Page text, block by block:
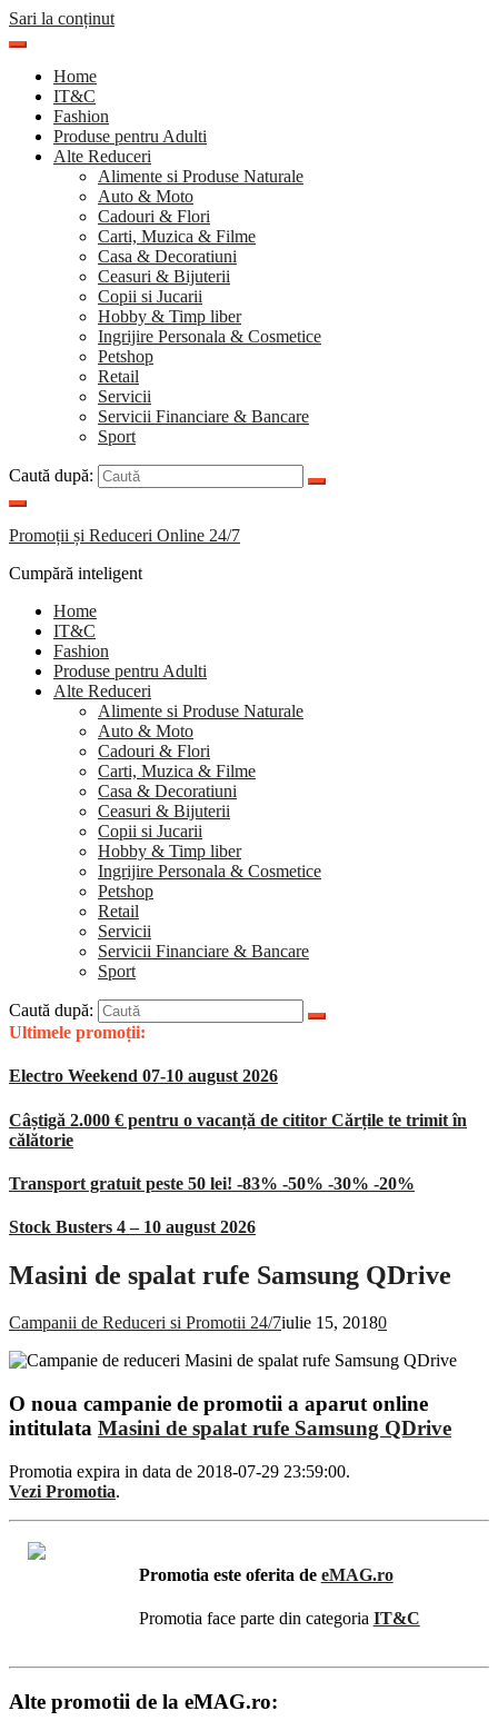
Sari la conținut
Home
IT&C
Fashion
Produse pentru Adulti
Alte Reduceri
Alimente si Produse Naturale
Auto & Moto
Cadouri & Flori
Carti, Muzica & Filme
Casa & Decoratiuni
Ceasuri & Bijuterii
Copii si Jucarii
Hobby & Timp liber
Ingrijire Personala & Cosmetice
Petshop
Retail
Servicii
Servicii Financiare & Bancare
Sport
Caută după:
Promoții și Reduceri Online 24/7
Cumpără inteligent
Home
IT&C
Fashion
Produse pentru Adulti
Alte Reduceri
Alimente si Produse Naturale
Auto & Moto
Cadouri & Flori
Carti, Muzica & Filme
Casa & Decoratiuni
Ceasuri & Bijuterii
Copii si Jucarii
Hobby & Timp liber
Ingrijire Personala & Cosmetice
Petshop
Retail
Servicii
Servicii Financiare & Bancare
Sport
Caută după:
Ultimele promoții:
Electro Weekend 07-10 august 2026
Câștigă 2.000 € pentru o vacanță de cititor Cărțile te trimit în
călătorie
Transport gratuit peste 50 lei! -83% -50% -30% -20%
Stock Busters 4 – 10 august 2026
Masini de spalat rufe Samsung QDrive
Campanii de Reduceri si Promotii 24/7iulie 15, 20180
O noua campanie de promotii a aparut online
intitulata Masini de spalat rufe Samsung QDrive
Promotia expira in data de 2018-07-29 23:59:00.
Vezi Promotia.
Promotia este oferita de eMAG.ro
Promotia face parte din categoria IT&C
Alte promotii de la eMAG.ro: